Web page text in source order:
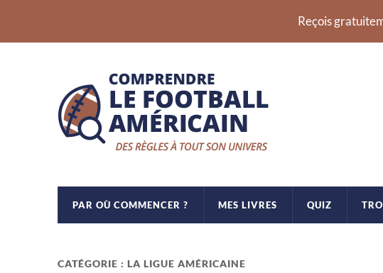
Reçois
PAR OÙ COMMENCER ? MES LIVRES QUIZ
CATÉGORIE : LA LIGUE AMÉRICAINE